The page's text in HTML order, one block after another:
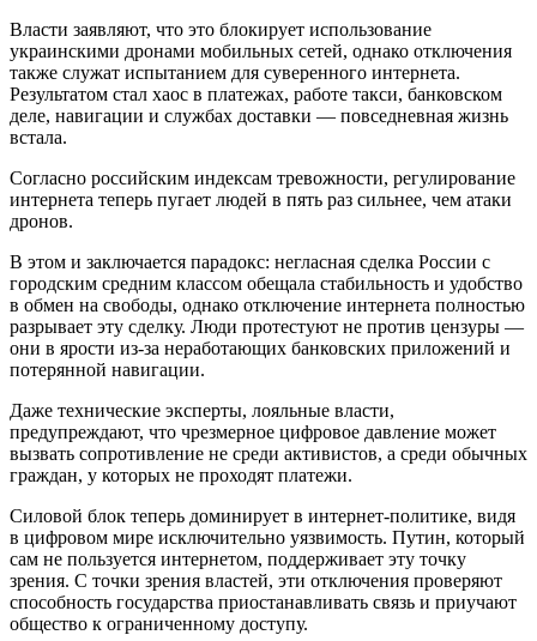
Власти заявляют, что это блокирует использование
украинскими дронами мобильных сетей, однако отключения
также служат испытанием для суверенного интернета.
Результатом стал хаос в платежах, работе такси, банковском
деле, навигации и службах доставки — повседневная жизнь
встала.
Согласно российским индексам тревожности, регулирование
интернета теперь пугает людей в пять раз сильнее, чем атаки
дронов.
В этом и заключается парадокс: негласная сделка России с
городским средним классом обещала стабильность и удобство
в обмен на свободы, однако отключение интернета полностью
разрывает эту сделку. Люди протестуют не против цензуры —
они в ярости из-за неработающих банковских приложений и
потерянной навигации.
Даже технические эксперты, лояльные власти,
предупреждают, что чрезмерное цифровое давление может
вызвать сопротивление не среди активистов, а среди обычных
граждан, у которых не проходят платежи.
Силовой блок теперь доминирует в интернет-политике, видя
в цифровом мире исключительно уязвимость. Путин, который
сам не пользуется интернетом, поддерживает эту точку
зрения. С точки зрения властей, эти отключения проверяют
способность государства приостанавливать связь и приучают
общество к ограниченному доступу.